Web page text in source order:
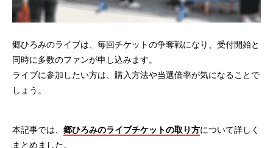
郷ひろみのライブは、毎回チケットの争奪戦になり、受付開始と
同時に多数のファンが申し込みます。
ライブに参加したい方は、購入方法や当選倍率が気になることで
しょう。
本記事では、 郷ひろみのライブチケットの取り方について詳しく
まとめました。